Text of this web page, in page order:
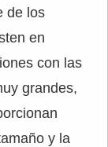
de los
en
con las
grandes,
y la